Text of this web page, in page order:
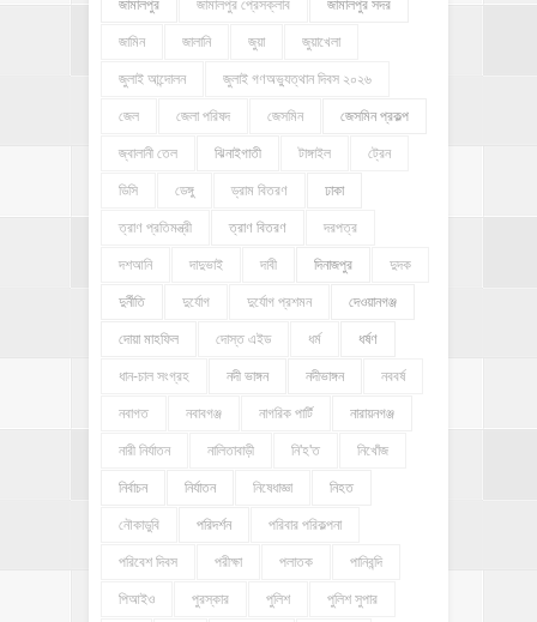
জামালপুর জামালপুর প্রেসক্লাব জামালপুর সদর
জামিন জালানি জুয়া জুয়াখেলা
জুলাই আন্দোলন জুলাই গণঅভ্যুত্থান দিবস ২০২৬
জেল জেলা পরিষদ জেসমিন জেসমিন প্রকল্প
জ্বালানী তেল ঝিনাইগাতী টাঙ্গাইল ট্রেন
ডিসি ডেঙ্গু ড্রাম বিতরণ ঢাকা
ত্রাণ প্রতিমন্ত্রী ত্রাণ বিতরণ দরপত্র
দশআনি দাদুভাই দাবী দিনাজপুর দুদক
দুর্নীতি দুর্যোগ দুর্যোগ প্রশমন দেওয়ানগঞ্জ
দোয়া মাহফিল দোস্ত এইড ধর্ম ধর্ষণ
ধান-চাল সংগ্রহ নদী ভাঙ্গন নদীভাঙ্গন নববর্ষ
নবাগত নবাবগঞ্জ নাগরিক পার্টি নারায়নগঞ্জ
নারী নির্যাতন নালিতাবাড়ী নি'হ'ত নিখোঁজ
নির্বাচন নির্যাতন নিষেধাজ্ঞা নিহত
নৌকাডুবি পরিদর্শন পরিবার পরিকল্পনা
পরিবেশ দিবস পরীক্ষা পলাতক পানিবন্দি
পিআইও পুরস্কার পুলিশ পুলিশ সুপার